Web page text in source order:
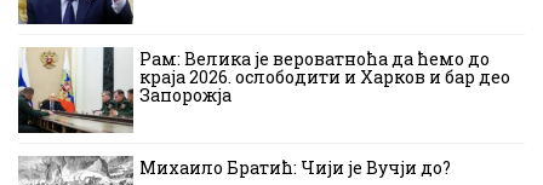
Рам: Велика је вероватноћа да ћемо до
краја 2026. ослободити и Харков и бар део
Запорожја
Михаило Братић: Чији је Вучји до?